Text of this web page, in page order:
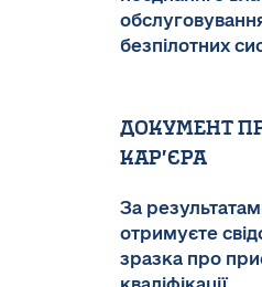
безпілотних
Документ
кар’єра
За
отримуєте
зразка про